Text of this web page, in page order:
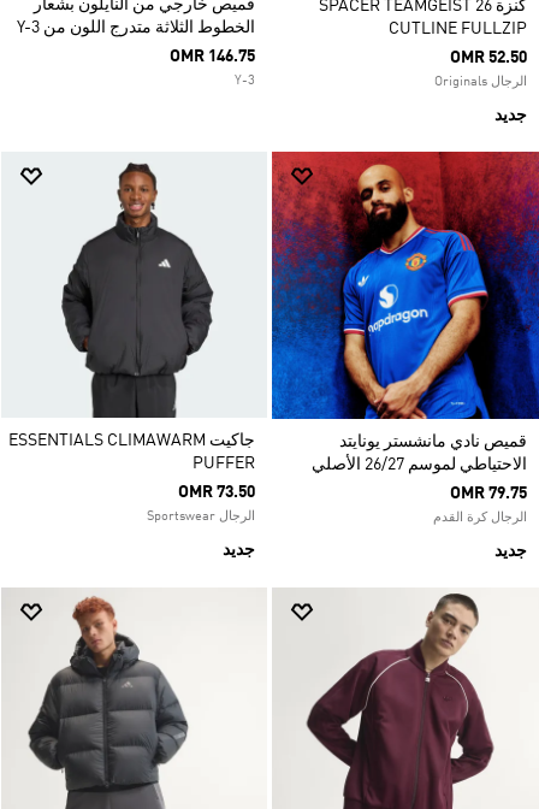
كنزة SPACER TEAMGEIST 26
CUTLINE FULLZIP
OMR 52.50
الرجال Originals
جديد
قميص خارجي من النايلون بشعار
الخطوط الثلاثة متدرج اللون من Y-3
OMR 146.75
Y-3
قميص نادي مانشستر يونايتد
الاحتياطي لموسم 26/27 الأصلي
OMR 79.75
الرجال كرة القدم
جديد
جاكيت ESSENTIALS CLIMAWARM
PUFFER
OMR 73.50
الرجال Sportswear
جديد